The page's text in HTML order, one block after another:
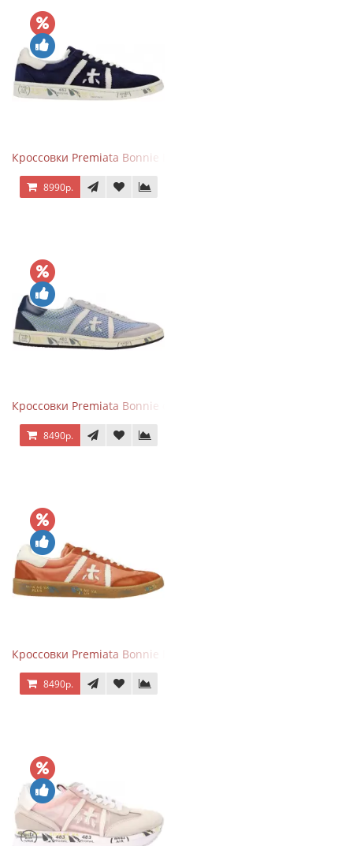
Кроссовки Premiata Bonnie Blue
8990р.
Кроссовки Premiata Bonnie серо-голубые
8490р.
Кроссовки Premiata Bonnie Brick Orange
8490р.